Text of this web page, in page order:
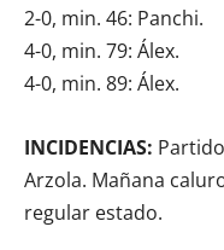
2-0, min. 46: Panchi.
4-0, min. 79: Álex.
4-0, min. 89: Álex.
INCIDENCIAS:
Arzola. Mañana
regular estado.